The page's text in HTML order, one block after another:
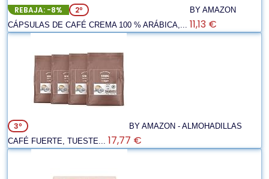
REBAJA: -8% 2º
BY AMAZON
CÁPSULAS DE CAFÉ CREMA 100 % ARÁBICA,...
11,13 €
3º
BY AMAZON - ALMOHADILLAS
CAFÉ FUERTE, TUESTE...
17,77 €